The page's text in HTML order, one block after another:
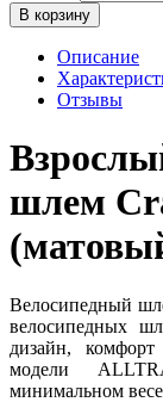
В корзину
Описание
Отзывы
шлем
Велосипедный
велосипедных
дизайн,
модели
минимальном